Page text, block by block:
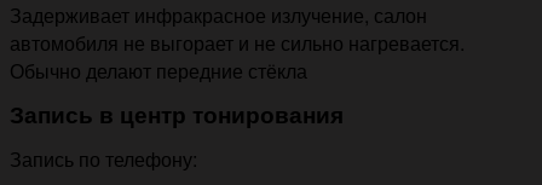
Задерживает инфракрасное излучение, салон
автомобиля не выгорает и не сильно нагревается.
Обычно делают передние стёкла
Запись в центр тонирования
Запись по телефону: